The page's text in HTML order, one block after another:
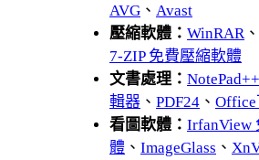
AVG 、 Avast
壓縮軟體： WinRAR、
7-ZIP 免費壓縮軟體
文書處理：
輯器 、 PDF24 、
看圖軟體： IrfanView
體 、 ImageGlass 、